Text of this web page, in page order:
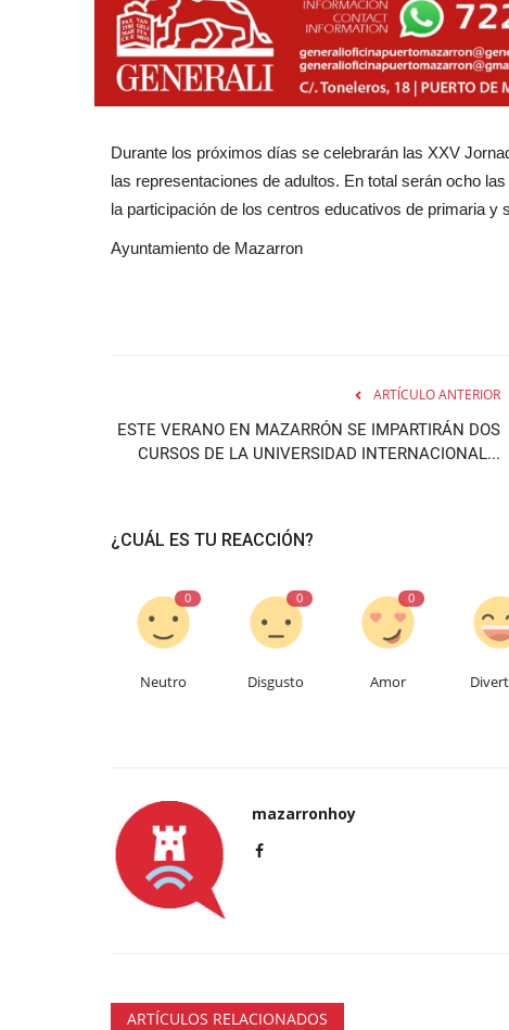
Durante los próximos días se celebrarán las XXV
las representaciones de adultos. En total serán ocho
la participación de los centros educativos de primaria
Ayuntamiento de Mazarron
ARTÍCULO ANTERIOR
ESTE VERANO EN MAZARRÓN SE IMPARTIRÁN DOS
CURSOS DE LA UNIVERSIDAD INTERNACIONAL...
¿CUÁL ES TU REACCIÓN?
0
Neutro
0
Disgusto
0
Amor
mazarronhoy
ARTÍCULOS RELACIONADOS